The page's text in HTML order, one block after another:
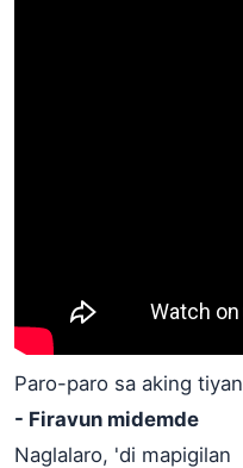
Paro-paro sa aking tiyan
- Firavun midemde
Naglalaro, 'di mapigilan